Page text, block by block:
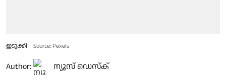
ഇടുക്കി Source: Pexels
Author: ന്യൂസ് ഡെസ്ക്